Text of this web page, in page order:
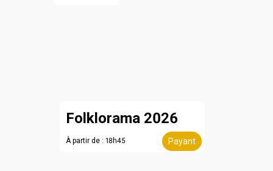
Folklorama 2026
À partir de : 18h45 Payant